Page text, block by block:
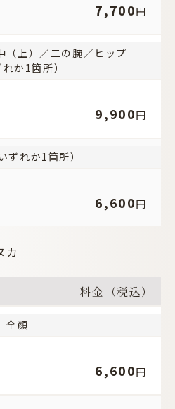
7,700円
（上）／二の腕／ヒップ
れか1箇所）
9,900円
ずれか1箇所）
6,600円
カ
料金（税込）
全顔
6,600円